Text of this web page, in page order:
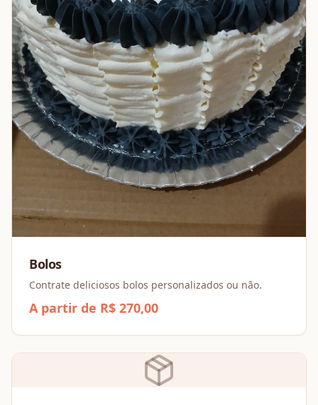
Bolos
Contrate deliciosos bolos personalizados ou não.
A partir de R$ 270,00